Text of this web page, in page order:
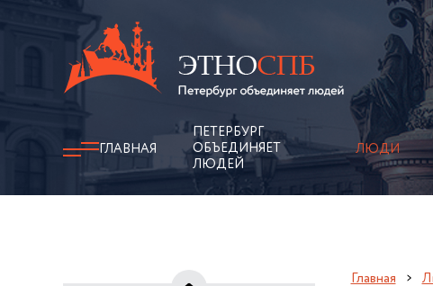
ГЛАВНАЯ
ПЕТЕРБУРГ
ОБЪЕДИНЯЕТ
ЛЮДЕЙ
ЛЮДИ
Главная